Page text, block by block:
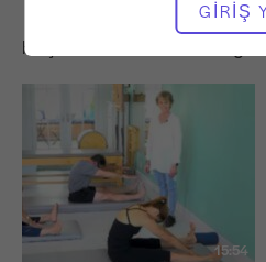
GIRIŞ
Hoşunuza Gidebilecek Diğer
15:54